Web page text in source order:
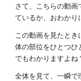
さて、こちらの動
ているか、おわかり
この動画を見たと
体の部位をひとつひ
でもわかりますよね
全体を見て、一瞬で